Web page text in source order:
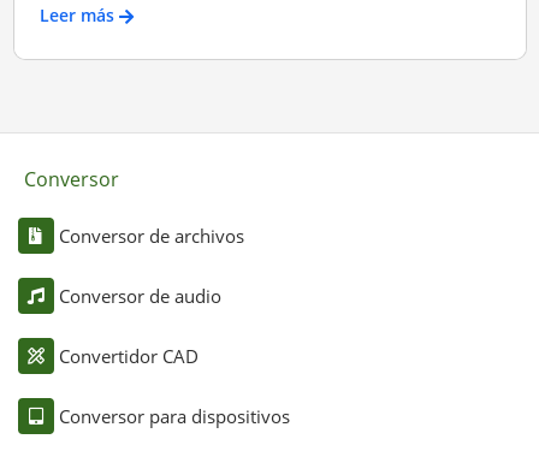
Leer más
Conversor
Conversor de archivos
Conversor de audio
Convertidor CAD
Conversor para dispositivos